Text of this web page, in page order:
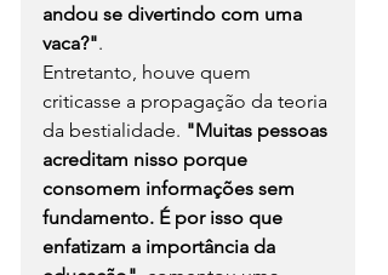
andou se divertindo com uma
vaca?".
Entretanto, houve quem
criticasse a propagação da teoria
da bestialidade. "Muitas pessoas
acreditam nisso porque
consomem informações sem
fundamento. É por isso que
enfatizam a importância da